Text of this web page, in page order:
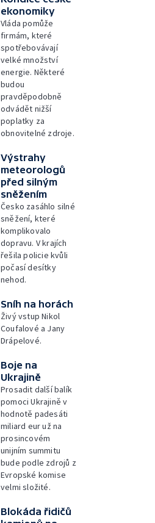
ekonomiky
Vláda pomůže
firmám, které
spotřebovávají
velké množství
energie. Některé
budou
pravděpodobně
odvádět nižší
poplatky za
obnovitelné zdroje.
Výstrahy
meteorologů
před silným
sněžením
Česko zasáhlo silné
sněžení, které
komplikovalo
dopravu. V krajích
řešila policie kvůli
počasí desítky
nehod.
Sníh na horách
Živý vstup Nikol
Coufalové a Jany
Drápelové.
Boje na
Ukrajině
Prosadit další balík
pomoci Ukrajině v
hodnotě padesáti
miliard eur už na
prosincovém
unijním summitu
bude podle zdrojů z
Evropské komise
velmi složité.
Blokáda řidičů